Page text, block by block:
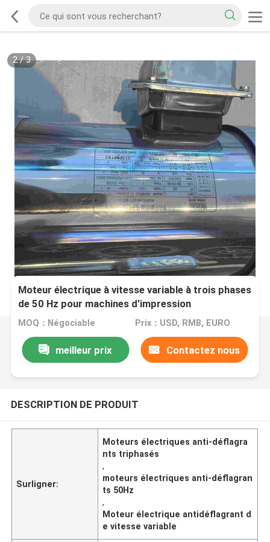
2/3
Moteur électrique à vitesse variable à trois phases
de 50 Hz pour machines d'impression
MOQ：Négociable Prix：USD, RMB, EURO
meilleur prix Contactez nous
DESCRIPTION DE PRODUIT
Surligner:
Moteurs électriques anti-déflagra
nts triphasés
,
moteurs électriques anti-déflagran
ts 50Hz
,
Moteur électrique antidéflagrant d
e vitesse variable